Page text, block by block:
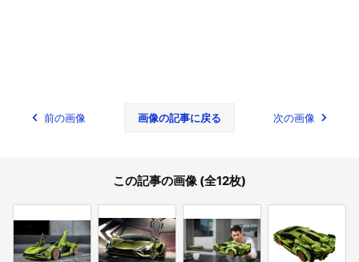
前の画像 画像の記事に戻る 次の画像
この記事の画像 (全12枚)